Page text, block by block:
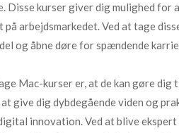
Disse kurser giver dig mulighed for
arbejdsmarkedet. Ved at tage
og åbne døre for spændende
Mac-kurser er, at de kan gøre
give dig dybdegående viden og
innovation. Ved at blive